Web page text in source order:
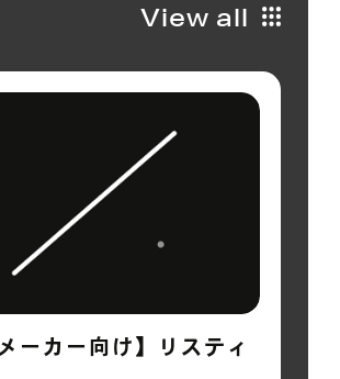
View all
ーカー向け】リスティ